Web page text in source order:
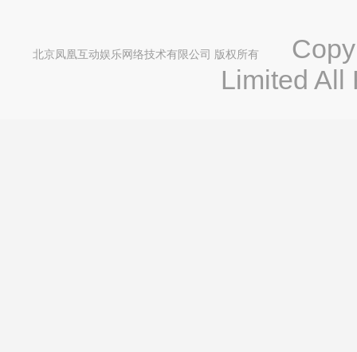
北京凤凰互动娱乐网络技术有限公司 版权所有
Limited All